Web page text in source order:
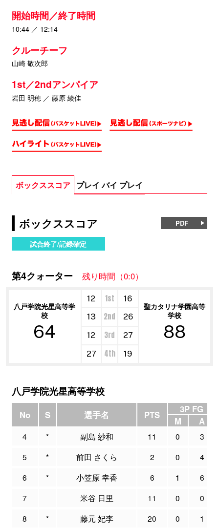
開始時間／終了時間
10:44 ／ 12:14
クルーチーフ
山崎 敬次郎
1st／2ndアンパイア
岩田 明穂 ／ 藤原 綾佳
ボックススコア プレイ バイ プレイ
ボックススコア PDF
試合終了/記録確定
第4クォーター 残り時間（0:0）
八戸学院光星高等学
校
64
12 1st 16
聖カタリナ学園高等
学校
88
13 2nd
26
12
3rd
27
27
4th 19
八戸学院光星高等学校
No S 選手名 PTS
3P FG
M
A
4 * 副島 紗和 11 0
3
5
* 前田 さくら 2 0
4
6
* 小笠原 幸香 6 1
6
7
米谷 日里 11 0
0
8
* 藤元 妃李 20 0
1